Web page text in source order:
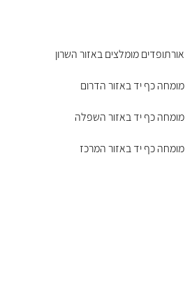
אורתופדים מומלצים באזור השרון
מומחה כף יד באזור הדרום
מומחה כף יד באזור השפלה
מומחה כף יד באזור המרכז